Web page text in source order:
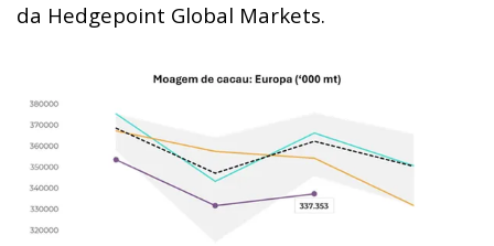
da Hedgepoint Global Markets.